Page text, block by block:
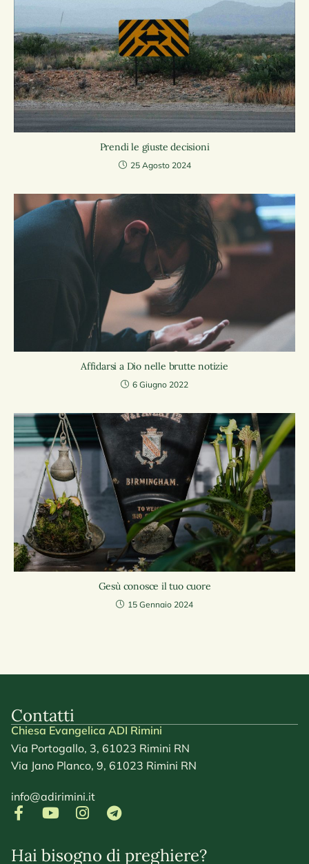
Prendi le giuste decisioni
25 Agosto 2024
Affidarsi a Dio nelle brutte notizie
6 Giugno 2022
Gesù conosce il tuo cuore
15 Gennaio 2024
Contatti
Chiesa Evangelica ADI Rimini
Via Portogallo, 3, 61023 Rimini RN
Via Jano Planco, 9, 61023 Rimini RN
info@adirimini.it
Hai bisogno di preghiere?